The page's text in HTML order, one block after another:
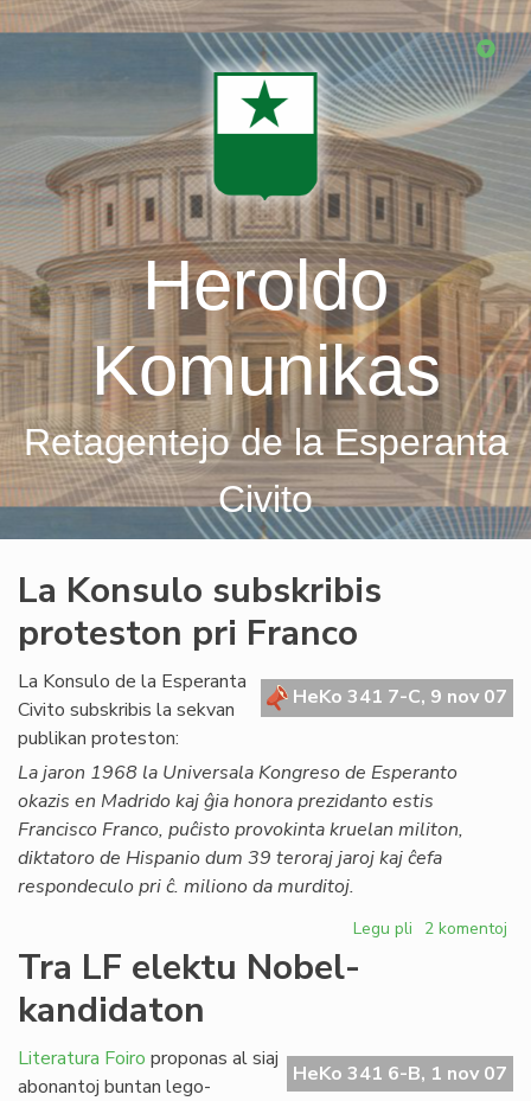
Skip
Heroldo
Komunikas
Retagentejo de la Esperanta
Civito
La Konsulo subskribis
proteston pri Franco
HeKo 341 7-C, 9 nov 07
La Konsulo de la Esperanta
Civito subskribis la sekvan
publikan proteston:
La jaron 1968 la Universala Kongreso de Esperanto
okazis en Madrido kaj ĝia honora prezidanto estis
Francisco Franco, puĉisto provokinta kruelan militon,
diktatoro de Hispanio dum 39 teroraj jaroj kaj ĉefa
respondeculo pri ĉ. miliono da murditoj.
Legu pli pri
pri
Franco
2 komentoj
Tra LF elektu Nobel-
kandidaton
HeKo 341 6-B, 1 nov 07
Literatura Foiro proponas al siaj
abonantoj buntan lego-